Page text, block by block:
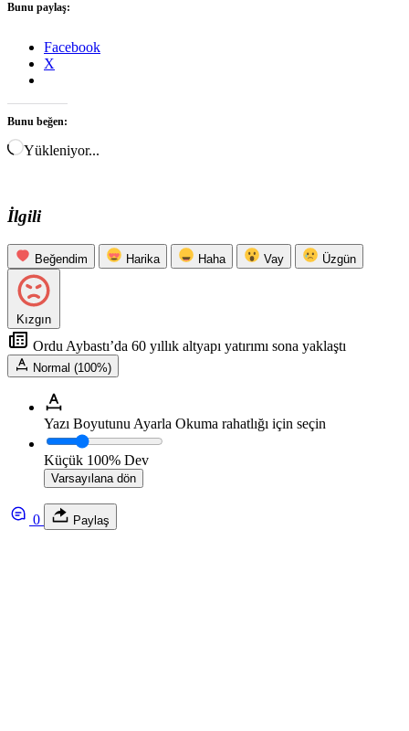
Bunu paylaş:
Facebook
X
Bunu beğen:
Yükleniyor...
İlgili
Beğendim Harika Haha Vay Üzgün
Kızgın
Ordu Aybastı’da 60 yıllık altyapı yatırımı sona yaklaştı
Normal (100%)
Yazı Boyutunu Ayarla Okuma rahatlığı için seçin
Küçük 100% Dev
Varsayılana dön
0 Paylaş